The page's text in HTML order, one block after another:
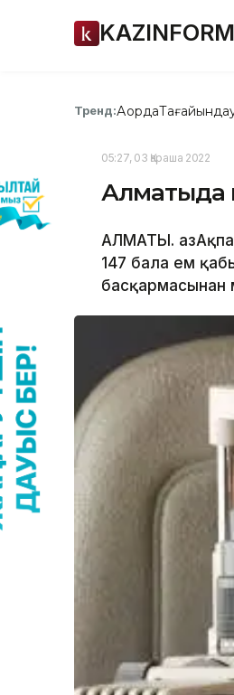
KAZINFORM
Тренд:Ақорда
05:27, 03 Қараша 2022
Алматыда
АЛМАТЫ.
147 бала ем
басқармасынан